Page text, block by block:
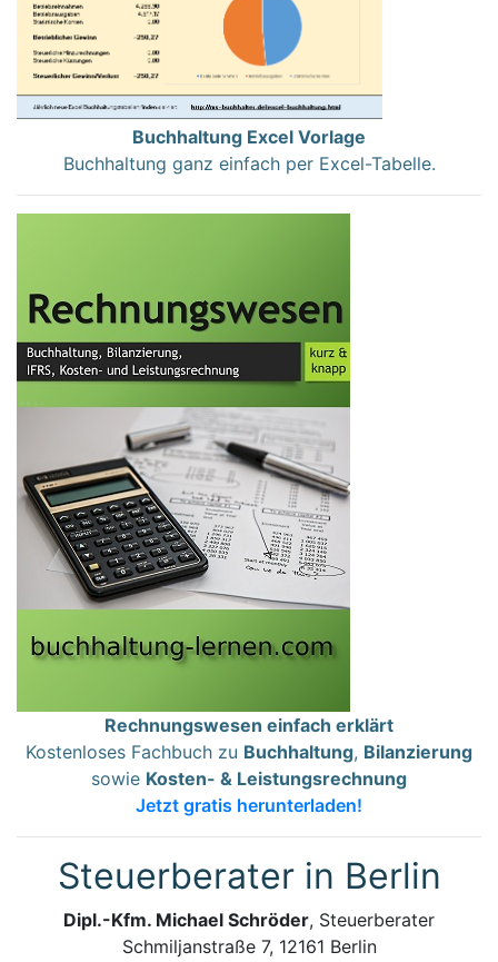
Buchhaltung Excel Vorlage
Buchhaltung ganz einfach per Excel-Tabelle.
Rechnungswesen einfach erklärt
Kostenloses Fachbuch zu Buchhaltung, Bilanzierung
sowie Kosten- & Leistungsrechnung
Jetzt gratis herunterladen!
Steuerberater in Berlin
Dipl.-Kfm. Michael Schröder, Steuerberater
Schmiljanstraße 7, 12161 Berlin